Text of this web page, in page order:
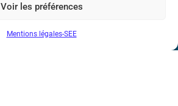
Voir les préférences
Mentions légales-SEE